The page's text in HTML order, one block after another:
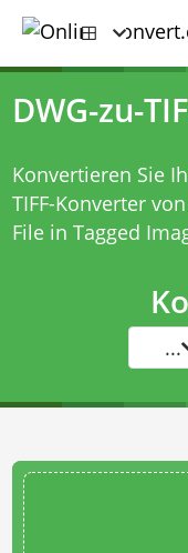
DWG-zu-
Konvertieren Sie
TIFF-Konvertervon
File in Tagged
...